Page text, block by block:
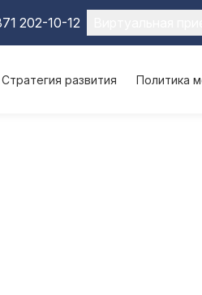
202-10-12
Стратегия развития Политика